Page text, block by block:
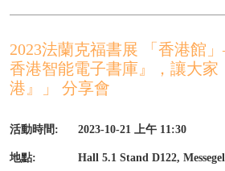
2023法蘭克福書展 「香港館
香港智能電子書庫』，讓大家
港』」 分享會
活動時間: 2023-10-21 上午 11:30
地點:
Hall 5.1 Stand D122,